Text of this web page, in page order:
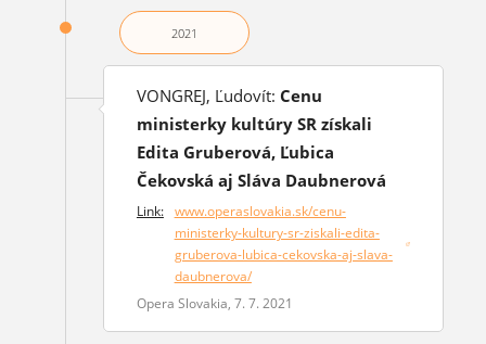
2021
VONGREJ, Ľudovít: Cenu
ministerky kultúry SR získali
Edita Gruberová, Ľubica
Čekovská aj Sláva Daubnerová
Link: www.operaslovakia.sk/cenu-
ministerky-kultury-sr-ziskali-edita-
gruberova-lubica-cekovska-aj-slava-
daubnerova/
(otvorí sa v novom okne)
Opera Slovakia, 7. 7. 2021